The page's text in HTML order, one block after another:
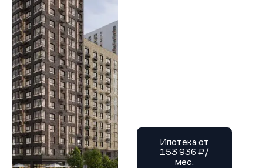
Ипотека от
153 936 ₽/
мес.